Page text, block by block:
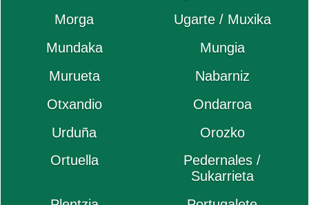
Morga
Ugarte / Muxika
Mundaka
Mungia
Murueta
Nabarniz
Otxandio
Ondarroa
Urduña
Orozko
Ortuella
Pedernales /
Sukarrieta